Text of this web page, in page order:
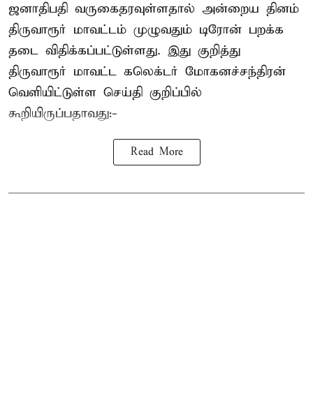
ஜனாதிபதி வருகைதரவுள்ளதால் அன்றைய தினம்
திருவாரூர் மாவட்டம் முழுவதும் டிரோன் பறக்க
தடை விதிக்கப்பட்டுள்ளது. இது குறித்து
திருவாரூர் மாவட்ட கலெக்டர் மோகனச்சந்திரன்
வெளியிட்டுள்ள செய்தி குறிப்பில்
கூறியிருப்பதாவது:-
Read More